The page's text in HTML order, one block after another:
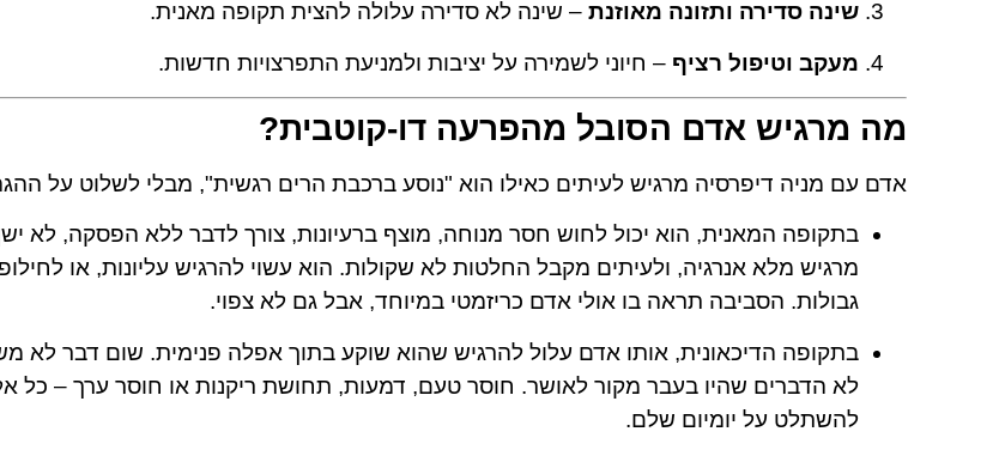
שינה סדירה ותזונה מאוזנת – שינה לא סדירה עלולה להצית תקופה מאנית.
מעקב וטיפול רציף – חיוני לשמירה על יציבות ולמניעת התפרצויות חדשות.
מה מרגיש אדם הסובל מהפרעה דו-קוטבית?
אדם עם מניה דיפרסיה מרגיש לעיתים כאילו הוא "נוסע ברכבת הרים רגשית", מבלי לשלוט על
בתקופה המאנית, הוא יכול לחוש חסר מנוחה, מוצף ברעיונות, צורך לדבר ללא הפסקה, לא
מרגיש מלא אנרגיה, ולעיתים מקבל החלטות לא שקולות. הוא עשוי להרגיש עליונות, או
גבולות. הסביבה תראה בו אולי אדם כריזמטי במיוחד, אבל גם לא צפוי.
בתקופה הדיכאונית, אותו אדם עלול להרגיש שהוא שוקע בתוך אפלה פנימית. שום דבר לא
לא הדברים שהיו בעבר מקור לאושר. חוסר טעם, דמעות, תחושת ריקנות או חוסר ערך – כל
להשתלט על יומיום שלם.